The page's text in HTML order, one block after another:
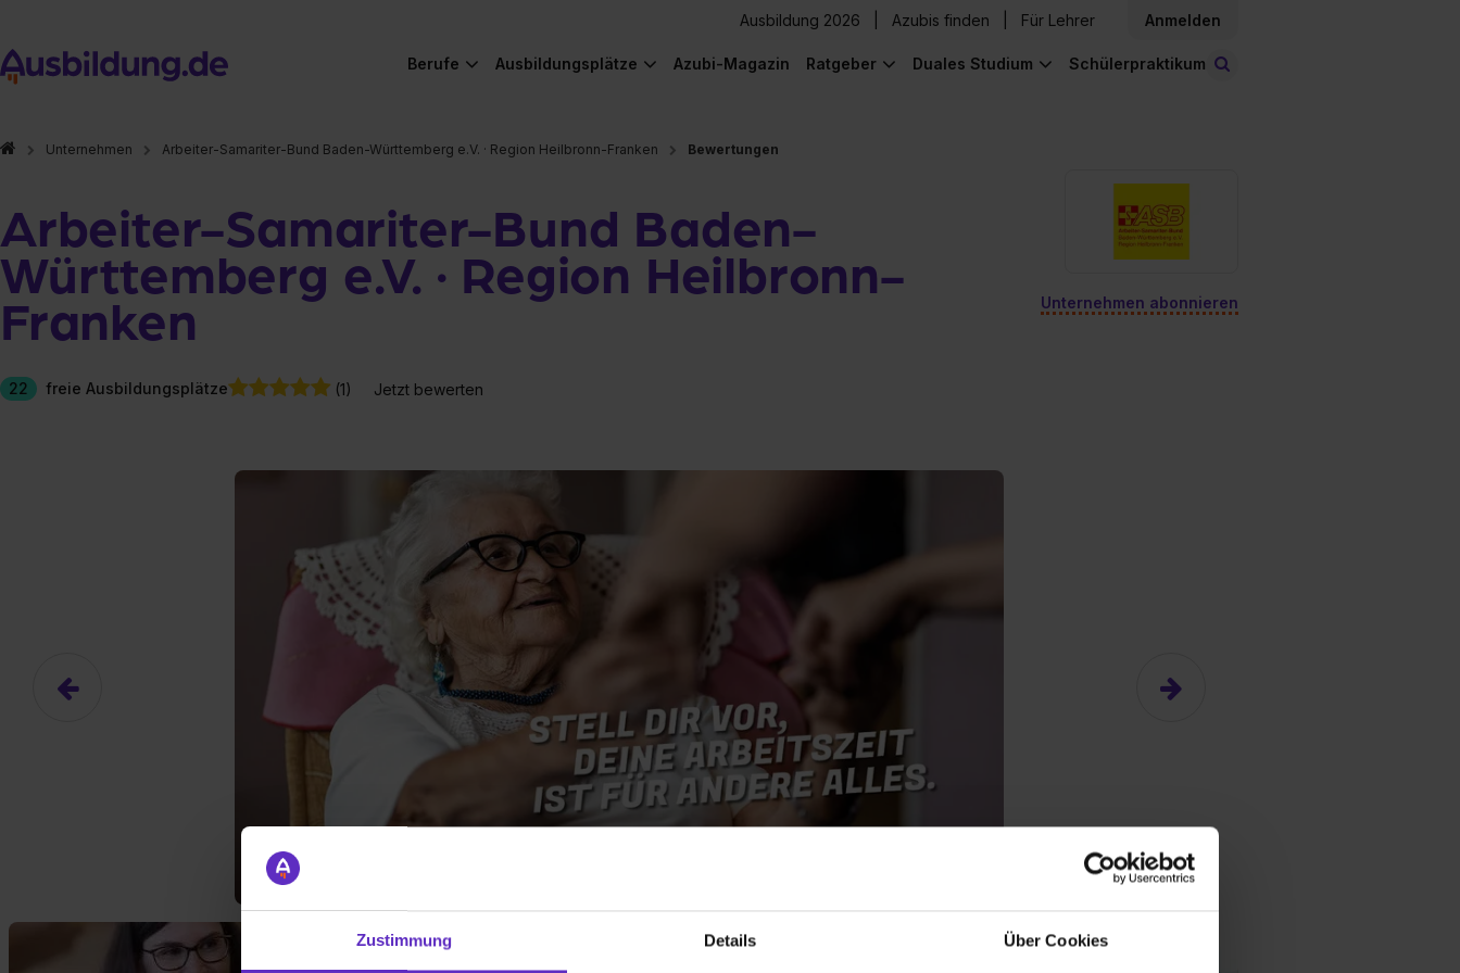
Zustimmung Details Über Cookies
Ausbildung 2026 Azubis finden Für Lehrer Anmelden
Berufe Ausbildungsplätze Azubi-Magazin Ratgeber Duales Studium Schülerpraktikum
Unternehmen Arbeiter-Samariter-Bund Baden-Württemberg e.V. · Region Heilbronn-Franken Bewertungen
Arbeiter-Samariter-Bund Baden-
Württemberg e.V. · Region Heilbronn-
Franken
22 freie Ausbildungsplätze (1) Jetzt bewerten
Unternehmen abonnieren
Hier gibt es (eigentlich) was Cooles zu sehen!
Das hier ist ein Platzhalter für Video-Content von YouTube. Neugierig? Dann schalte die Inhalte jetzt
Ja, ich erlaube die externen Inhalte von YouTube.
Ich bin damit einverstanden, dass mir die externen Inhalte angezeigt werden. Personenbezogene Daten können
an Drittplattformen übermittelt werden. Mehr Infos gibt es in der
Datenschutzerklärung